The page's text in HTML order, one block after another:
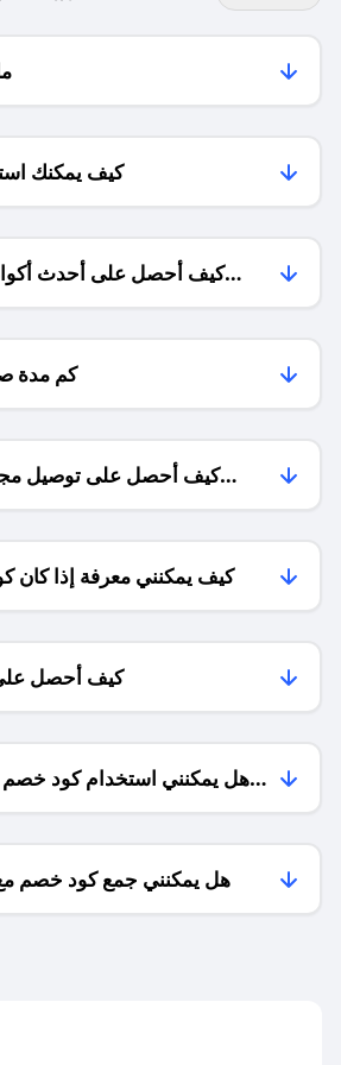
كيف يمكنك
كيف أحصل على أحدث
كم مدة
كيف أحصل على توصيل
كيف يمكنني معرفة إذا كان
كيف أحصل
هل يمكنني استخدام كود خصم
هل يمكنني جمع كود خصم